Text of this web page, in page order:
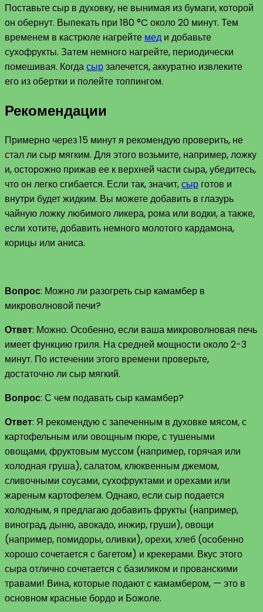
Поставьте сыр в духовку, не вынимая из бумаги, которой
он обернут. Выпекать при 180 °C около 20 минут. Тем
временем в кастрюле нагрейте мед и добавьте
сухофрукты. Затем немного нагрейте, периодически
помешивая. Когдасырзапечется, аккуратно извлеките
его из обертки и полейте топпингом.
Рекомендации
Примерно через 15 минут я рекомендую проверить, не
стал ли сыр мягким. Для этого возьмите, например, ложку
и, осторожно прижав ее к верхней части сыра, убедитесь,
что он легко сгибается. Если так, значит,сыр готов и
внутри будет жидким. Вы можете добавить в глазурь
чайную ложку любимого ликера, рома или водки, а также,
если хотите, добавить немного молотого кардамона,
корицы или аниса.
Вопрос: Можно ли разогреть сыр камамбер в
микроволновой печи?
Ответ: Можно. Особенно, если ваша микроволновая печь
имеет функцию гриля. На средней мощности около 2-3
минут. По истечении этого времени проверьте,
достаточно ли сыр мягкий.
Вопрос: С чем подавать сыр камамбер?
Ответ: Я рекомендую с запеченным в духовке мясом, с
картофельным или овощным пюре, с тушеными
овощами, фруктовым муссом (например, горячая или
холодная груша), салатом, клюквенным джемом,
сливочными соусами, сухофруктами и орехами или
жареным картофелем. Однако, если сыр подается
холодным, я предлагаю добавить фрукты (например,
виноград, дыню, авокадо, инжир, груши), овощи
(например, помидоры, оливки), орехи, хлеб (особенно
хорошо сочетается с багетом) и крекерами. Вкус этого
сыра отлично сочетается с базиликом и прованскими
травами! Вина, которые подают с камамбером, — это в
основном красные бордо и Божоле.